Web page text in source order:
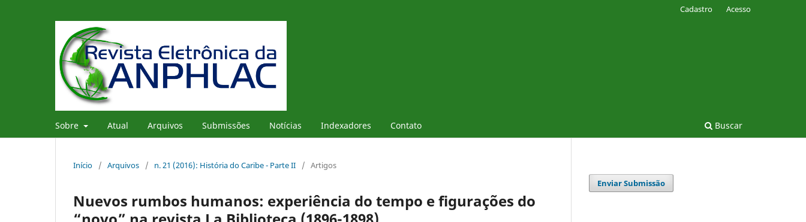
Sobre Atual Arquivos Submissões Notícias Indexadores Contato Buscar
Cadastro Acesso
Início / Arquivos / n. 21 (2016): História do Caribe - Parte II / Artigos
Nuevos rumbos humanos: experiência do tempo e figurações do
Enviar Submissão